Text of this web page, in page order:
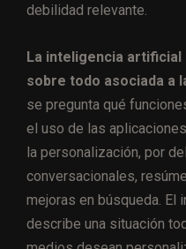
debilidad relevante.
La inteligencia
sobre todo asociada a
se pregunta qué
el uso de las
la personalización, por
conversacionales,
mejoras en búsqueda. El
describe una situación